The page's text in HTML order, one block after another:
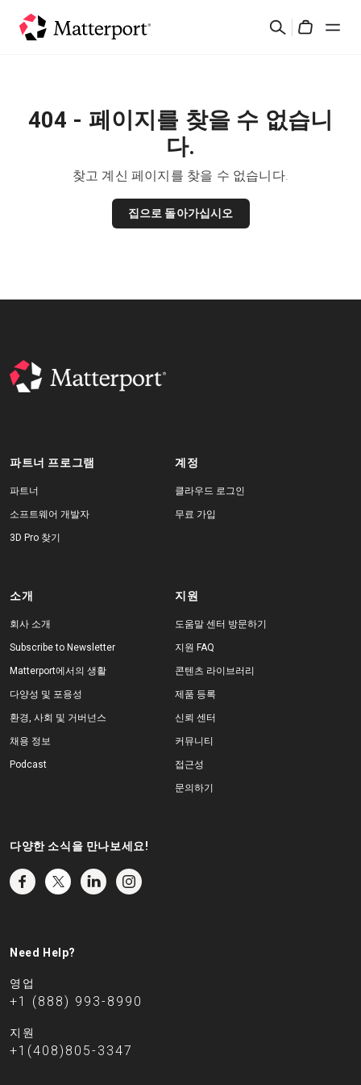
검
제품
영업: +65 6797 8416
404 - 페이지를 찾을 수 없습니
다.
찾고 계신 페이지를 찾을 수 없습니다.
집으로 돌아가십시오
파트너 프로그램
파트너
소프트웨어 개발자
3D Pro 찾기
계정
클라우드 로그인
무료 가입
소개
회사 소개
Subscribe to Newsletter
Matterport에서의 생활
다양성 및 포용성
환경, 사회 및 거버넌스
채용 정보
Podcast
지원
도움말 센터 방문하기
지원 FAQ
콘텐츠 라이브러리
제품 등록
신뢰 센터
커뮤니티
접근성
문의하기
다양한 소식을 만나보세요!
Need Help?
영업
+1 (888) 993-8990
지원
+1(408)805-3347